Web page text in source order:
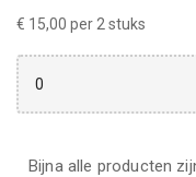
€ 15,00 per 2 stuks
0
Bijna alle producten